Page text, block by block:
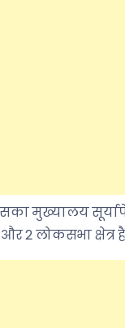
मुख्यालय
2 लोकसभा क्षेत्र